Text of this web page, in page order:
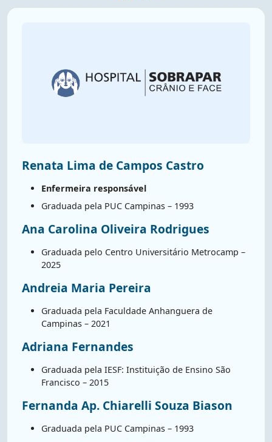
Renata Lima de Campos Castro
Enfermeira responsável
Graduada pela PUC Campinas – 1993
Ana Carolina Oliveira Rodrigues
Graduada pelo Centro Universitário Metrocamp –
2025
Andreia Maria Pereira
Graduada pela Faculdade Anhanguera de
Campinas – 2021
Adriana Fernandes
Graduada pela IESF: Instituição de Ensino São
Francisco – 2015
Fernanda Ap. Chiarelli Souza Biason
Graduada pela PUC Campinas – 1993